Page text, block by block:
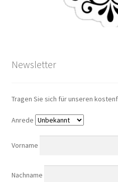
Newsletter
Tragen Sie sich für unseren
Anrede
Vorname
Nachname